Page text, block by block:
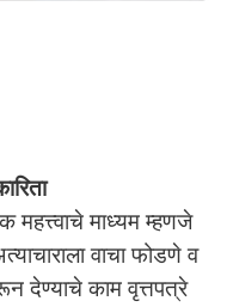
महत्त्वाचे माध्यम म्हणजे
वाचा फोडणे व
देण्याचे काम वृत्तपत्रे